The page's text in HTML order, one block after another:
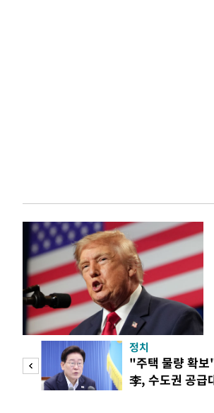
정치
"주택 물량 확
李, 수도권 공급